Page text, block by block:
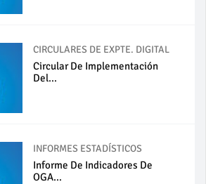
CIRCULARES DE EXPTE. DIGITAL
Circular De Implementación
Del...
INFORMES ESTADÍSTICOS
Informe De Indicadores De
OGA...